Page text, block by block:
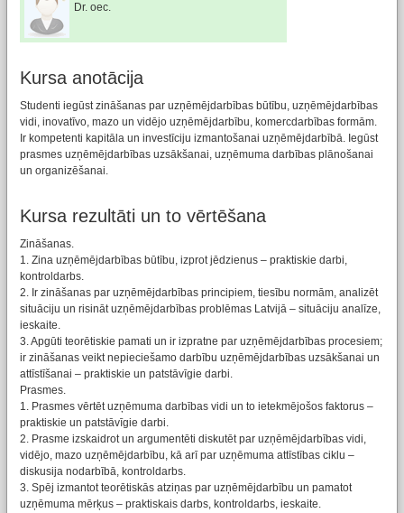
Dr. oec.
Kursa anotācija
Studenti iegūst zināšanas par uzņēmējdarbības būtību, uzņēmējdarbības
vidi, inovatīvo, mazo un vidējo uzņēmējdarbību, komercdarbības formām.
Ir kompetenti kapitāla un investīciju izmantošanai uzņēmējdarbībā. Iegūst
prasmes uzņēmējdarbības uzsākšanai, uzņēmuma darbības plānošanai
un organizēšanai.
Kursa rezultāti un to vērtēšana
Zināšanas.
1. Zina uzņēmējdarbības būtību, izprot jēdzienus – praktiskie darbi,
kontroldarbs.
2. Ir zināšanas par uzņēmējdarbības principiem, tiesību normām, analizēt
situāciju un risināt uzņēmējdarbības problēmas Latvijā – situāciju analīze,
ieskaite.
3. Apgūti teorētiskie pamati un ir izpratne par uzņēmējdarbības procesiem;
ir zināšanas veikt nepieciešamo darbību uzņēmējdarbības uzsākšanai un
attīstīšanai – praktiskie un patstāvīgie darbi.
Prasmes.
1. Prasmes vērtēt uzņēmuma darbības vidi un to ietekmējošos faktorus –
praktiskie un patstāvīgie darbi.
2. Prasme izskaidrot un argumentēti diskutēt par uzņēmējdarbības vidi,
vidējo, mazo uzņēmējdarbību, kā arī par uzņēmuma attīstības ciklu –
diskusija nodarbībā, kontroldarbs.
3. Spēj izmantot teorētiskās atziņas par uzņēmējdarbību un pamatot
uzņēmuma mērķus – praktiskais darbs, kontroldarbs, ieskaite.